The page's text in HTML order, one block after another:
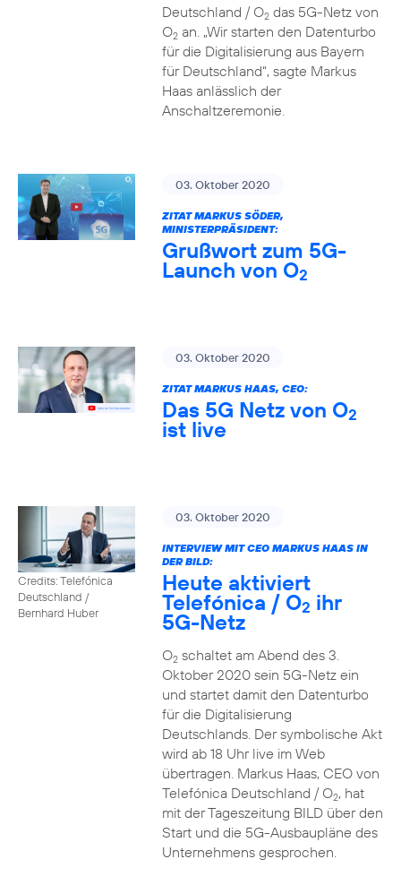
Deutschland / O2das 5G-Netz von
O2an. „Wir starten den Datenturbo
für die Digitalisierung aus Bayern
für Deutschland“, sagte Markus
Haas anlässlich der
Anschaltzeremonie.
03. Oktober 2020
ZITAT MARKUS SÖDER,
MINISTERPRÄSIDENT:
Grußwort zum 5G-
Launch von O2
03. Oktober 2020
ZITAT MARKUS HAAS, CEO:
Das 5G Netz von O2
ist live
Credits: Telefónica
Deutschland /
Bernhard Huber
03. Oktober 2020
INTERVIEW MIT CEO MARKUS HAAS IN
DER BILD:
Heute aktiviert
Telefónica / O2 ihr
5G-Netz
O2schaltet am Abend des 3.
Oktober 2020 sein 5G-Netz ein
und startet damit den Datenturbo
für die Digitalisierung
Deutschlands. Der symbolische Akt
wird ab 18 Uhr live im Web
übertragen. Markus Haas, CEO von
Telefónica Deutschland / O2, hat
mit der Tageszeitung BILD über den
Start und die 5G-Ausbaupläne des
Unternehmens gesprochen.